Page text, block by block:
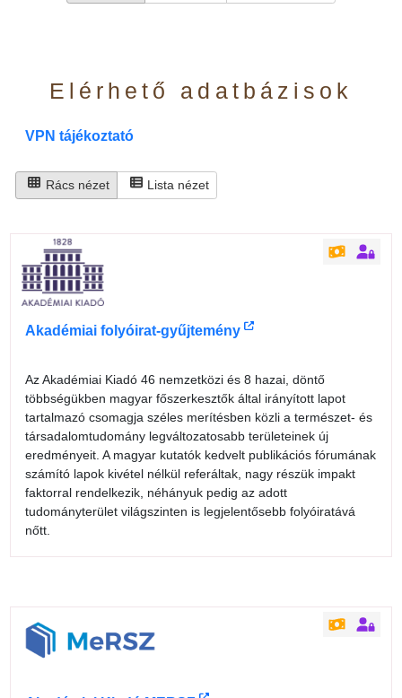
Elérhető adatbázisok
VPN tájékoztató
Rács nézet Lista nézet
Akadémiai folyóirat-gyűjtemény
Az Akadémiai Kiadó 46 nemzetközi és 8 hazai, döntő
többségükben magyar főszerkesztők által irányított lapot
tartalmazó csomagja széles merítésben közli a természet- és
társadalomtudomány legváltozatosabb területeinek új
eredményeit. A magyar kutatók kedvelt publikációs fórumának
számító lapok kivétel nélkül referáltak, nagy részük impakt
faktorral rendelkezik, néhányuk pedig az adott
tudományterület világszinten is legjelentősebb folyóiratává
nőtt.